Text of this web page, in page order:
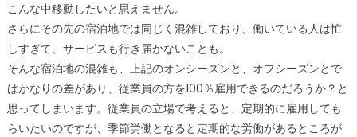
こんな中移動したいと思えません。
さらにその先の宿泊地では同じく混雑しており、働いている人は忙
しすぎて、サービスも行き届かないことも。
そんな宿泊地の混雑も、上記のオンシーズンと、オフシーズンとで
はかなりの差があり、従業員の方を100％雇用できるのだろうか？と
思ってしまいます。従業員の立場で考えると、定期的に雇用しても
らいたいのですが、季節労働となると定期的な労働があるところが